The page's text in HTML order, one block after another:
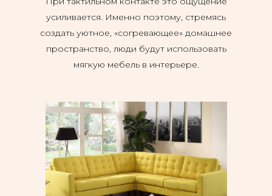
усиливается. Именно поэтому, стремясь
создать уютное, «согревающее» домашнее
пространство, люди будут использовать
мягкую мебель в интерьере.